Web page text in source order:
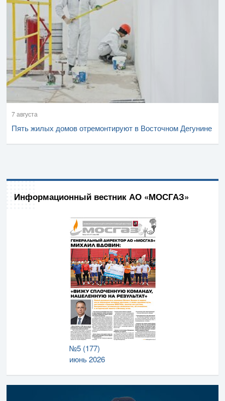
7 августа
Пять жилых домов отремонтируют в Восточном Дегунине
Информационный вестник АО «МОСГАЗ»
№5 (177)
июнь 2026